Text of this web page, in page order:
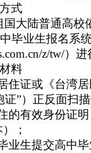
式
国大陆普通高校
毕业生报名系统
z/tw/）进
料
住证或《台湾
”）正反面扫描
的有效身份证
；
业生提交高中毕